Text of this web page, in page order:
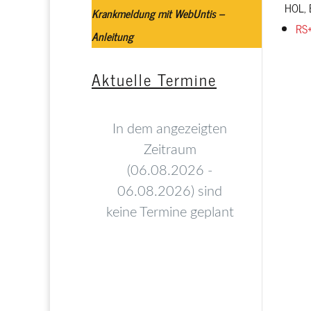
Krankmeldung mit WebUntis –
Anleitung
Aktuelle Termine
HOL,